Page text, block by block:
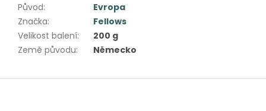
Původ:
Evropa
Značka:
Fellows
Velikost balení:
200 g
Země původu: Německo
Z